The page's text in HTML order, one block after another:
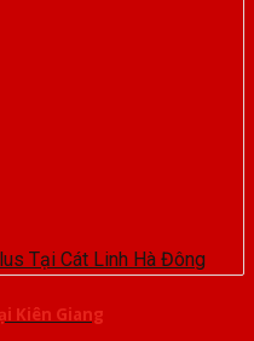
Kiên Giang